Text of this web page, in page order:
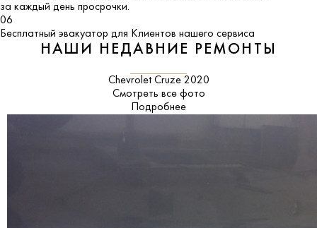
за каждый день просрочки.
06
Бесплатный эвакуатор для Клиентов нашего сервиса
НАШИ НЕДАВНИЕ РЕМОНТЫ
Chevrolet Cruze 2020
Смотреть все фото
Подробнее